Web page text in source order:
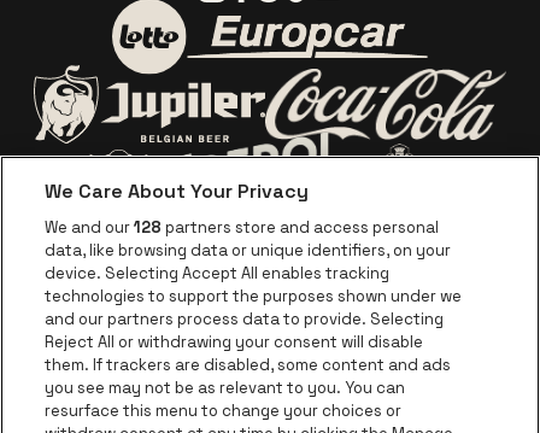
Visitez le site de Lotto
Visitez le site de
Visitez le site de Jupiler Visitez le site de
Visitez le site de Red Bull
Visitez le site de Le logo de
Visitez le site de Le logo Jameson en
Visitez le site de CrokyVisitez le site de Bruzz
Visitez le site de Le SoirVisitez le site de
We Care About Your Privacy
We and our128 partners store and access personal
data, like browsing data or unique identifiers, on your
device. Selecting Accept All enables tracking
technologies to support the purposes shown under we
and our partners process data to provide. Selecting
Reject All or withdrawing your consent will disable
them. If trackers are disabled, some content and ads
you see may not be as relevant to you. You can
resurface this menu to change your choices or